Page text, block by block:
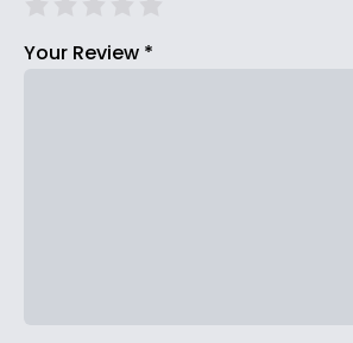
Your Review *